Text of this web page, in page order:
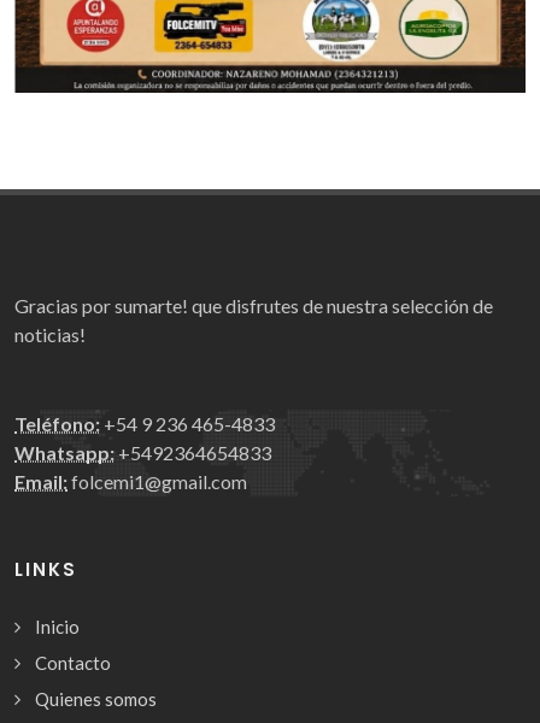
Gracias por sumarte! que disfrutes de nuestra selección de
noticias!
Teléfono: +54 9 236 465-4833
Whatsapp: +5492364654833
Email:folcemi1@gmail.com
LINKS
Inicio
Contacto
Quienes somos